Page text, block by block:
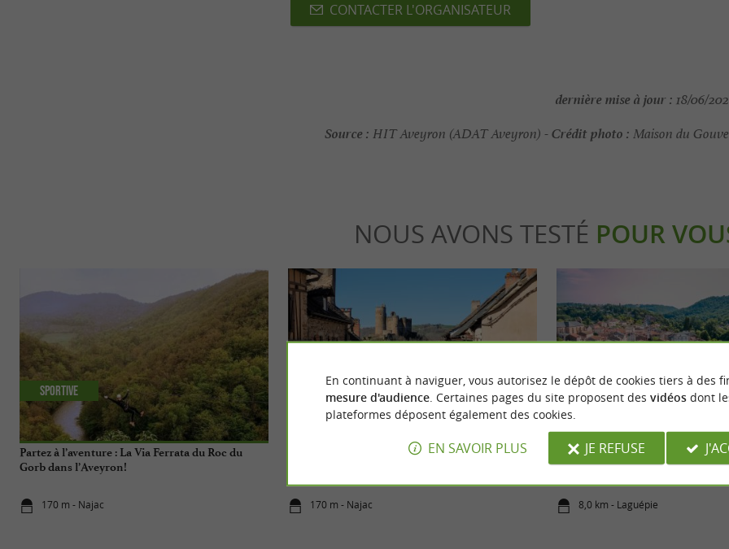
CONTACTER L'ORGANISATEUR
dernière mise à jour : 18/06/
Source : HIT Aveyron (ADAT Aveyron) -Crédit photo : Maison du
NOUS AVONS TESTÉ POUR
Partez à l’aventure : La Via Ferrata du Roc du
Gorb dans l’Aveyron!
170 m - Najac
Sportive
Top 10 des choses à voir à Najac, l’un des plus
170 m - Najac
Se baigner et profiter de l’eau en
et Garonne
8,0 km - Laguépie
Familiale
En continuant à naviguer, vous autorisez le dépôt de cookies tiers à des
mesure d'audience. Certaines pages du site proposent des vidéosdont
plateformes déposent également des cookies.
EN SAVOIR PLUS JE REFUSE